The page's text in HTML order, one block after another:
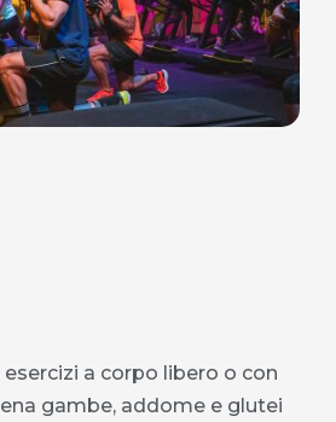
a corpo libero o con
gambe, addome e glutei